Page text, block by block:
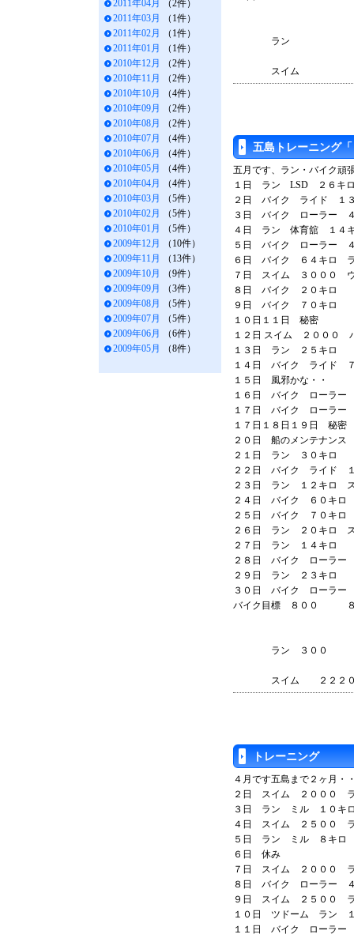
ラン ７０キ
スイム ４
五島トレーニング「
五月です、ラン・バイク頑
１日 ラン LSD ２６
２日 バイク ライド １
３日 バイク ローラー
４日 ラン 体育舘 １４
５日 バイク ローラー
６日 バイク ６４キロ
７日 スイム ３０００
８日 バイク ２０キロ
９日 バイク ７０キロ
１０日１１日 秘密
１２日 スイム ２０００
１３日 ラン ２５キロ
１４日 バイク ライド
１５日 風邪かな・・
１６日 バイク ローラ
１７日 バイク ローラー
１７日１８日１９日 秘密
２０日 船のメンテナンス
２１日 ラン ３０キロ
２２日 バイク ライド
２３日 ラン １２キロ
２４日 バイク ６０キ
２５日 バイク ７０キ
２６日 ラン ２０キロ
２７日 ラン １４キロ
２８日 バイク ローラー
２９日 ラン ２３キロ
３０日 バイク ローラー
バイク目標 ８００ ８
ラン ３００ ２
スイム ２２
トレーニング
４月です五島まで２ヶ月・
２日 スイム ２０００
３日 ラン ミル １０キ
４日 スイム ２５００
５日 ラン ミル ８キロ
６日 休み
７日 スイム ２０００
８日 バイク ローラー
９日 スイム ２５００
１０日 ツドーム ラン
１１日 バイク ローラー
2011年04月
（2件）
2011年03月
（1件）
2011年02月
（1件）
2011年01月
（1件）
2010年12月
（2件）
2010年11月
（2件）
2010年10月
（4件）
2010年09月
（2件）
2010年08月
（2件）
2010年07月
（4件）
2010年06月
（4件）
2010年05月
（4件）
2010年04月
（4件）
2010年03月
（5件）
2010年02月
（5件）
2010年01月
（5件）
2009年12月
（10件）
2009年11月
（13件）
2009年10月
（9件）
2009年09月
（3件）
2009年08月
（5件）
2009年07月
（5件）
2009年06月
（6件）
2009年05月
（8件）